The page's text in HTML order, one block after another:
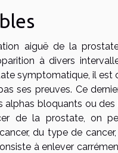
aiguë de la
à divers
symptomatique, il est
ses preuves. Ce
bloquants ou des
de la prostate, on
du type de
à enlever